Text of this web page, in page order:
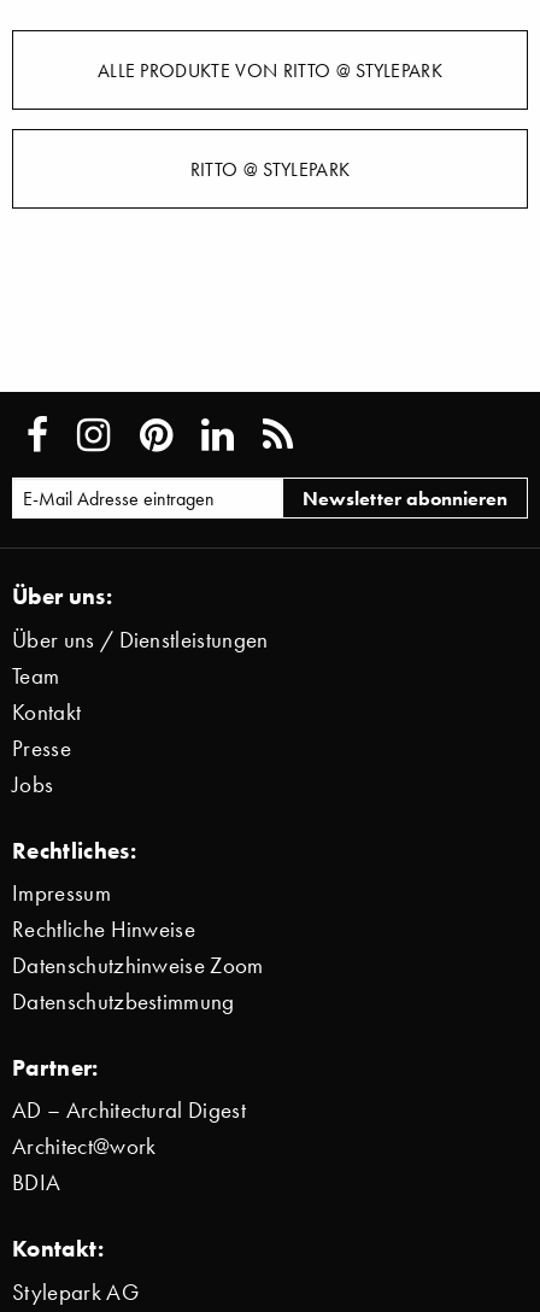
ALLE PRODUKTE VON RITTO @ STYLEPARK
RITTO @ STYLEPARK
Über uns:
Über uns / Dienstleistungen
Team
Kontakt
Presse
Jobs
Rechtliches:
Impressum
Rechtliche Hinweise
Datenschutzhinweise Zoom
Datenschutzbestimmung
Partner:
AD – Architectural Digest
Architect@work
BDIA
Kontakt:
Stylepark AG